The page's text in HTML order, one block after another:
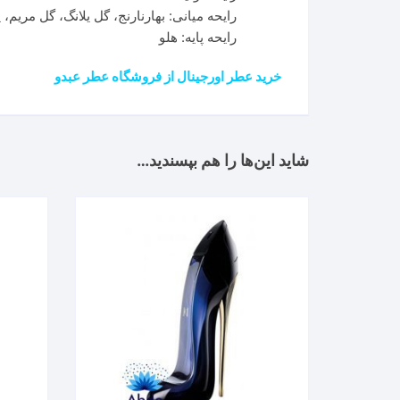
رایحه میانی: بهارنارنج، گل یلانگ، گل
رایحه پایه: هلو
خرید عطر اورجینال از فروشگاه عطر عبدو
شاید این‌ها را هم بپسندید…